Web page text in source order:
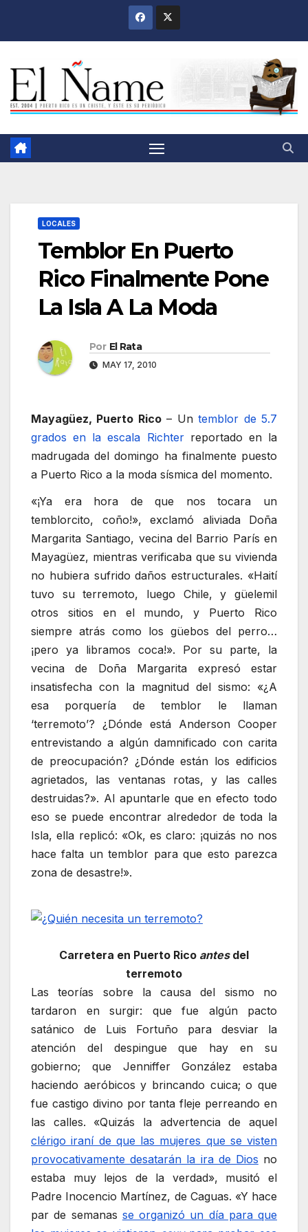
LOCALES
Temblor En Puerto
Rico Finalmente Pone
La Isla A La Moda
Por El Rata
MAY 17, 2010
Mayagüez, Puerto Rico– Untemblor de 5.7
grados en la escala Richterreportado en la
madrugada del domingo ha finalmente puesto
a Puerto Rico a la moda sísmica del momento.
«¡Ya era hora de que nos tocara un
temblorcito, coño!», exclamó aliviada Doña
Margarita Santiago, vecina del Barrio París en
Mayagüez, mientras verificaba que su vivienda
no hubiera sufrido daños estructurales. «Haití
tuvo su terremoto, luego Chile, y güelemil
otros sitios en el mundo, y Puerto Rico
siempre atrás como los güebos del perro…
¡pero ya libramos coca!». Por su parte, la
vecina de Doña Margarita expresó estar
insatisfecha con la magnitud del sismo: «¿A
esa porquería de temblor le llaman
‘terremoto’? ¿Dónde está Anderson Cooper
entrevistando a algún damnificado con carita
de preocupación? ¿Dónde están los edificios
agrietados, las ventanas rotas, y las calles
destruidas?». Al apuntarle que en efecto todo
eso se puede encontrar alrededor de toda la
Isla, ella replicó: «Ok, es claro: ¡quizás no nos
hace falta un temblor para que esto parezca
zona de desastre!».
Carretera en Puerto Rico antesdel
terremoto
Las teorías sobre la causa del sismo no
tardaron en surgir: que fue algún pacto
satánico de Luis Fortuño para desviar la
atención del despingue que hay en su
gobierno; que Jenniffer González estaba
haciendo aeróbicos y brincando cuica; o que
fue castigo divino por tanta fleje perreando en
las calles. «Quizás la advertencia de aquel
clérigo iraní de que las mujeres que se visten
provocativamente desatarán la ira de Dios no
estaba muy lejos de la verdad», musitó el
Padre Inocencio Martínez, de Caguas. «Y hace
par de semanas se organizó un día para que